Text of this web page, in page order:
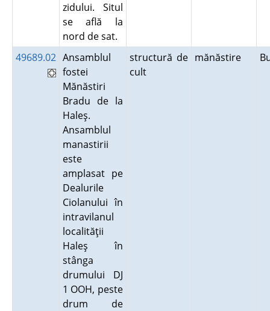
zidului. Situl
se află la
nord de sat.
49689.02 Ansamblul
fostei
Mănăstiri
Bradu de la
Haleş.
Ansamblul
manastirii
este
amplasat pe
Dealurile
Ciolanului în
intravilanul
localităţii
Haleş în
stânga
drumului DJ
1 OOH, peste
drum de
structură de
cult
mănăstire